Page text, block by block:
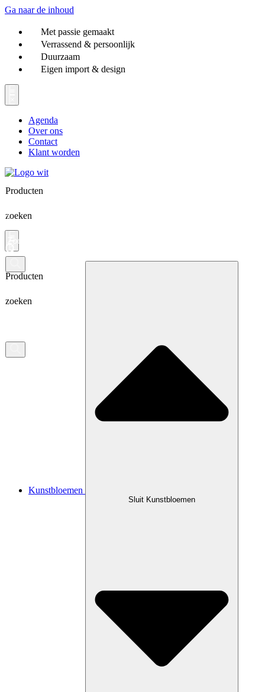
Ga naar de inhoud
Met passie gemaakt
Verrassend & persoonlijk
Duurzaam
Eigen import & design
Agenda
Over ons
Contact
Klant worden
Producten
zoeken
Producten
zoeken
Kunstbloemen
Sluit Kunstbloemen